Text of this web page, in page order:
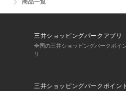
商品一覧
三井ショッピングパークアプリ
全国の三井ショッピングパークポイ
リ
三井ショッピングパークポイント